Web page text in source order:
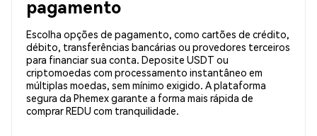
pagamento
Escolha opções de pagamento, como cartões de crédito,
débito, transferências bancárias ou provedores terceiros
para financiar sua conta. Deposite USDT ou
criptomoedas com processamento instantâneo em
múltiplas moedas, sem mínimo exigido. A plataforma
segura da Phemex garante a forma mais rápida de
comprar REDU com tranquilidade.